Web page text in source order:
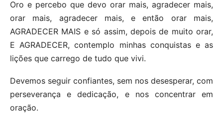
Oro e percebo que devo orar mais, agradecer mais,
orar mais, agradecer mais, e então orar mais,
AGRADECER MAIS e só assim, depois de muito orar,
E AGRADECER, contemplo minhas conquistas e as
lições que carrego de tudo que vivi.
Devemos seguir confiantes, sem nos desesperar, com
perseverança e dedicação, e nos concentrar em
oração.